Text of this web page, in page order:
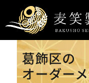
葛飾区の
オーダー